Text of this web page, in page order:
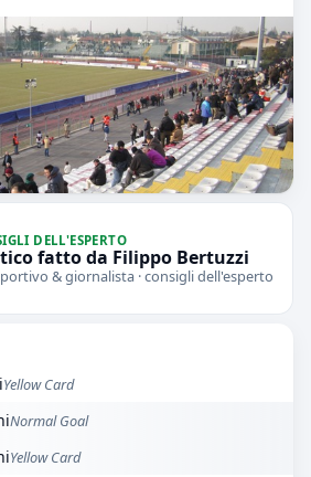
DELL'ESPERTO
fatto da Filippo Bertuzzi
& giornalista · consigli dell'esperto
Yellow Card
Normal Goal
Yellow Card